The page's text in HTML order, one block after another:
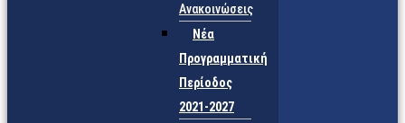
Ανακοινώσεις
Νέα
Προγραμματική
Περίοδος
2021-2027